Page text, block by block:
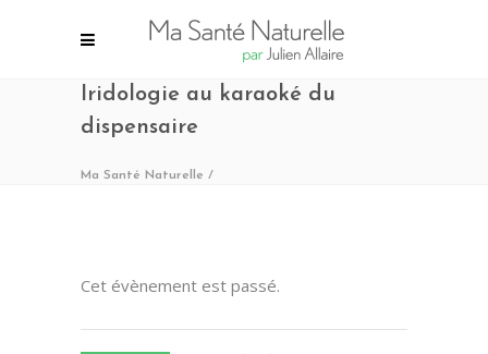
Iridologie au karaoké du
dispensaire
Ma Santé Naturelle /
Cet évènement est passé.